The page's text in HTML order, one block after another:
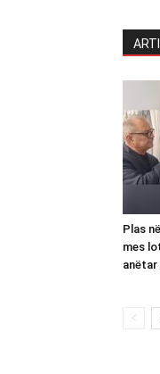
Plas
mes
anëtar